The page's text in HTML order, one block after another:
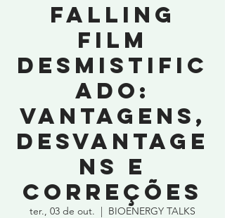
Falling
Film
Desmistific
ado:
Vantagens,
Desvantage
ns e
Correções
ter., 03 de out.
  |
BIOENERGY TALKS